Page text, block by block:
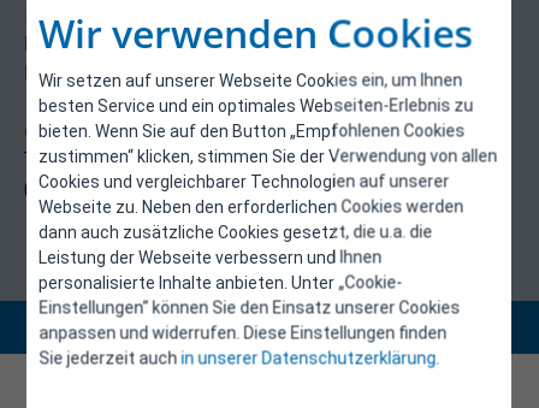
Wir verwenden Cookies
Wir setzen auf unserer Webseite Cookies ein, um Ihnen
besten Service und ein optimales Webseiten-Erlebnis zu
bieten. Wenn Sie auf den Button „Empfohlenen Cookies
zustimmen“ klicken, stimmen Sie der Verwendung von allen
Cookies und vergleichbarer Technologien auf unserer
Webseite zu. Neben den erforderlichen Cookies werden
dann auch zusätzliche Cookies gesetzt, die u.a. die
Leistung der Webseite verbessern und Ihnen
personalisierte Inhalte anbieten. Unter „Cookie-
Einstellungen“ können Sie den Einsatz unserer Cookies
anpassen und widerrufen. Diese Einstellungen finden
Sie jederzeit auchin unserer Datenschutzerklärung.
Kontakt
E-Control
Rudolfsplatz 13a
1010 Wien
energieeffizienz@e-control.at
Tel +43 1 5324724
(Mo, Mi-Fr 09:30-12:30 Uhr)
Copyright 2026 © E-Control